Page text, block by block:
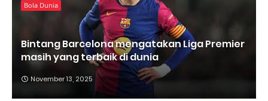
Bola Dunia
Bintang Barcelona mengatakan Liga Premier
masih yang terbaik di dunia
November 13, 2025